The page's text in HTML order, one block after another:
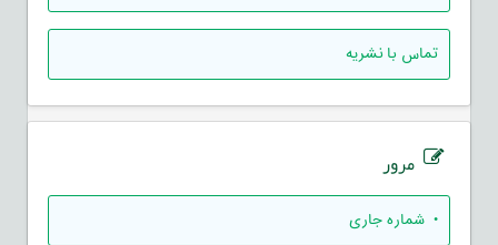
تماس با نشریه
مرور
• شماره جاری